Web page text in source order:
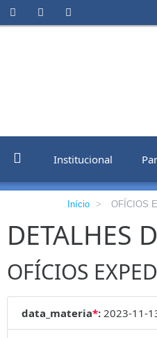
Institucional
Início > OFÍCIOS
DETALHES
OFÍCIOS
data_materia*: 2023-11-